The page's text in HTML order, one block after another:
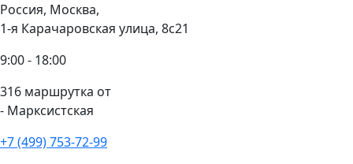
Россия, Москва,
1-я Карачаровская улица, 8с21
9:00 - 18:00
316 маршрутка от
- Марксистская
+7 (499) 753-72-99